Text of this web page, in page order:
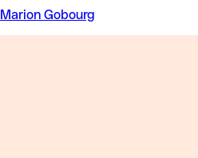
Marion Gobourg